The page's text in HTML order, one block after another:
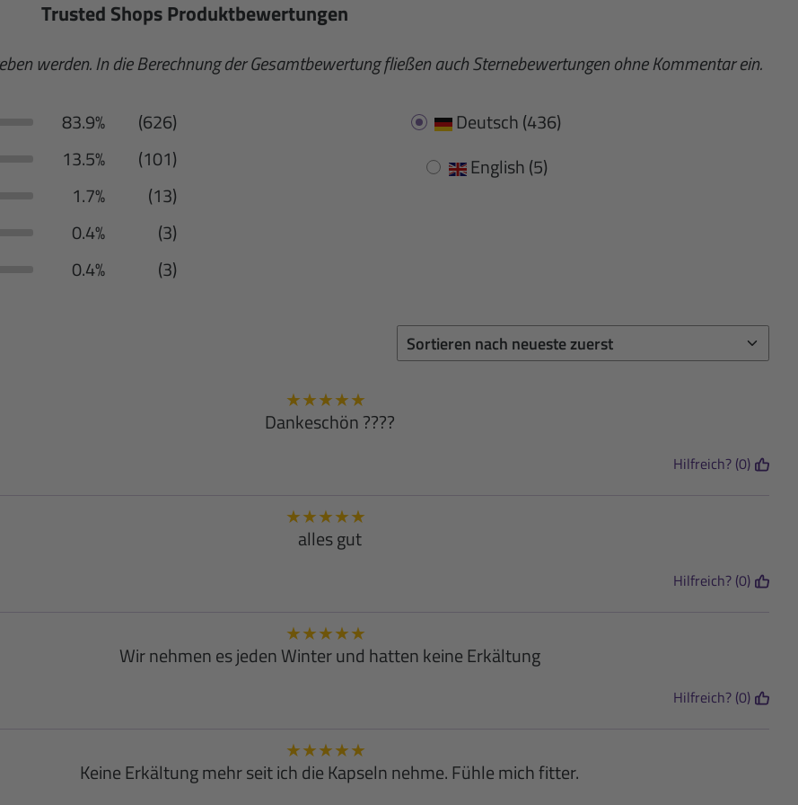
Trusted Shops Produktbewertungen
werden. In die Berechnung der Gesamtbewertung fließen auch Sternebewertungen ohne Kommentar ein.
83.9%
(626)
13.5%
(101)
1.7%
(13)
0.4%
(3)
0.4% (3)
Deutsch(436)
English(5)
★★★★★
Dankeschön ????
Hilfreich? (0)
★★★★★
alles gut
Hilfreich? (0)
★★★★★
Wir nehmen es jeden Winter und hatten keine Erkältung
Hilfreich? (0)
★★★★★
Keine Erkältung mehr seit ich die Kapseln nehme. Fühle mich fitter.